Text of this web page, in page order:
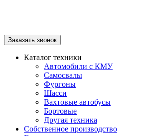
Заказать звонок
Каталог техники
Автомобили с КМУ
Самосвалы
Фургоны
Шасси
Вахтовые автобусы
Бортовые
Другая техника
Собственное производство